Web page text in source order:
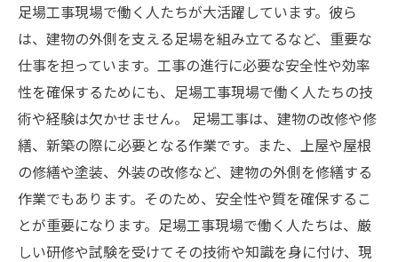
足場工事現場で働く人たちが大活躍しています。彼ら
は、建物の外側を支える足場を組み立てるなど、重要な
仕事を担っています。工事の進行に必要な安全性や効率
性を確保するためにも、足場工事現場で働く人たちの技
術や経験は欠かせません。 足場工事は、建物の改修や修
繕、新築の際に必要となる作業です。また、上屋や屋根
の修繕や塗装、外装の改修など、建物の外側を修繕する
作業でもあります。そのため、安全性や質を確保するこ
とが重要になります。足場工事現場で働く人たちは、厳
しい研修や試験を受けてその技術や知識を身に付け、現